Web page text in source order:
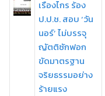
เรืองไกร ร้อง
ป.ป.ช. สอบ ‘วัน
นอร์’ ไม่บรรจุ
ญัตติซักฟอก
ขัดมาตรฐาน
จริยธรรมอย่าง
ร้ายแรง